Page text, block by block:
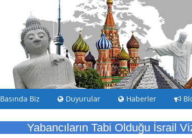
Basında Biz Duyurular Haberler
Yabancıların Tabi Olduğu İsrail